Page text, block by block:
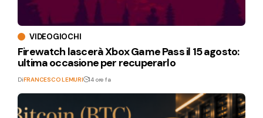
VIDEOGIOCHI
Firewatch lascerà Xbox Game Pass il 15 agosto:
ultima occasione per recuperarlo
DiFRANCESCO LEMURI 14 ore fa